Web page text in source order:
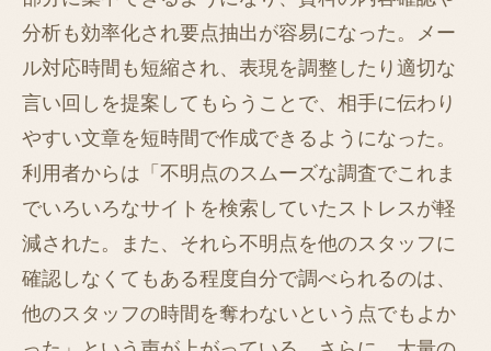
分析も効率化され要点抽出が容易になった。メー
ル対応時間も短縮され、表現を調整したり適切な
言い回しを提案してもらうことで、相手に伝わり
やすい文章を短時間で作成できるようになった。
利用者からは「不明点のスムーズな調査でこれま
でいろいろなサイトを検索していたストレスが軽
減された。また、それら不明点を他のスタッフに
確認しなくてもある程度自分で調べられるのは、
他のスタッフの時間を奪わないという点でもよか